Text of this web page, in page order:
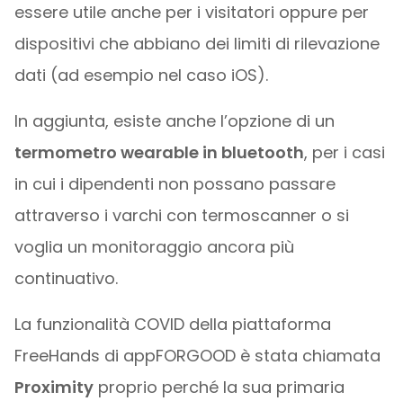
essere utile anche per i visitatori oppure per
dispositivi che abbiano dei limiti di rilevazione
dati (ad esempio nel caso iOS).
In aggiunta, esiste anche l’opzione di un
termometro wearable in bluetooth, per i casi
in cui i dipendenti non possano passare
attraverso i varchi con termoscanner o si
voglia un monitoraggio ancora più
continuativo.
La funzionalità COVID della piattaforma
FreeHands di appFORGOOD è stata chiamata
Proximityproprio perché la sua primaria